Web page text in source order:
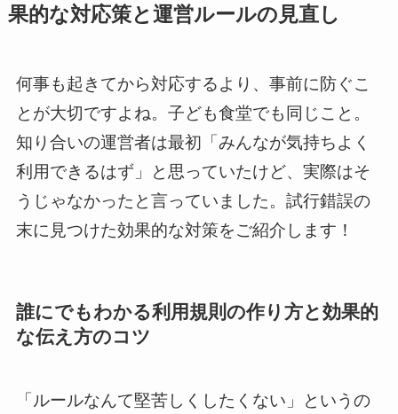
果的な対応策と運営ルールの見直し
何事も起きてから対応するより、事前に防ぐこ
とが大切ですよね。子ども食堂でも同じこと。
知り合いの運営者は最初「みんなが気持ちよく
利用できるはず」と思っていたけど、実際はそ
うじゃなかったと言っていました。試行錯誤の
末に見つけた効果的な対策をご紹介します！
誰にでもわかる利用規則の作り方と効果的
な伝え方のコツ
「ルールなんて堅苦しくしたくない」というの